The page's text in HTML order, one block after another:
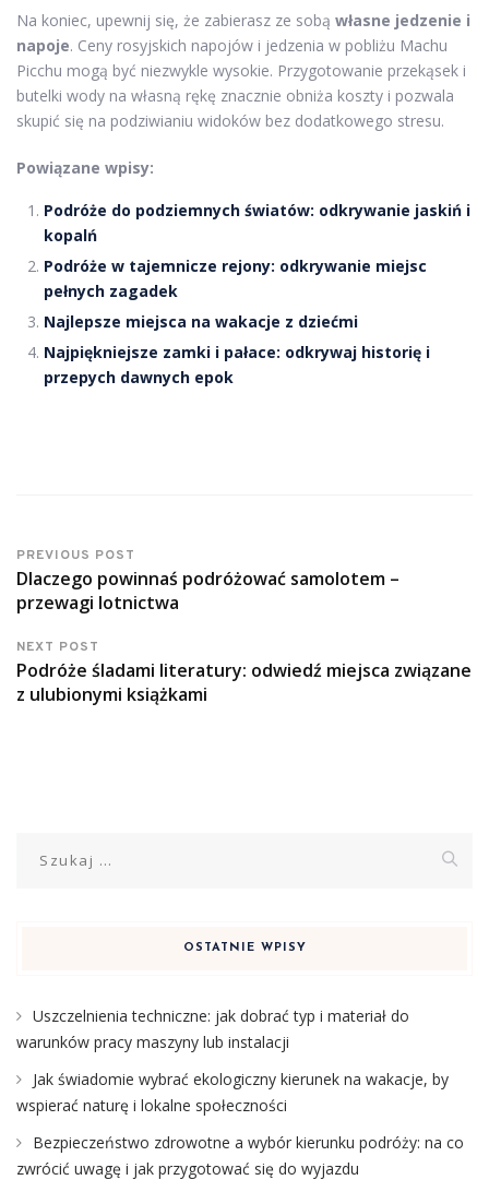
Na koniec, upewnij się, że zabierasz ze sobą własne jedzenie i
napoje. Ceny rosyjskich napojów i jedzenia w pobliżu Machu
Picchu mogą być niezwykle wysokie. Przygotowanie przekąsek i
butelki wody na własną rękę znacznie obniża koszty i pozwala
skupić się na podziwianiu widoków bez dodatkowego stresu.
Powiązane wpisy:
Podróże do podziemnych światów: odkrywanie jaskiń i
kopalń
Podróże w tajemnicze rejony: odkrywanie miejsc
pełnych zagadek
Najlepsze miejsca na wakacje z dziećmi
Najpiękniejsze zamki i pałace: odkrywaj historię i
przepych dawnych epok
PREVIOUS POST
Dlaczego powinnaś podróżować samolotem –
przewagi lotnictwa
NEXT POST
Podróże śladami literatury: odwiedź miejsca związane
z ulubionymi książkami
OSTATNIE WPISY
Uszczelnienia techniczne: jak dobrać typ i materiał do
warunków pracy maszyny lub instalacji
Jak świadomie wybrać ekologiczny kierunek na wakacje, by
wspierać naturę i lokalne społeczności
Bezpieczeństwo zdrowotne a wybór kierunku podróży: na co
zwrócić uwagę i jak przygotować się do wyjazdu